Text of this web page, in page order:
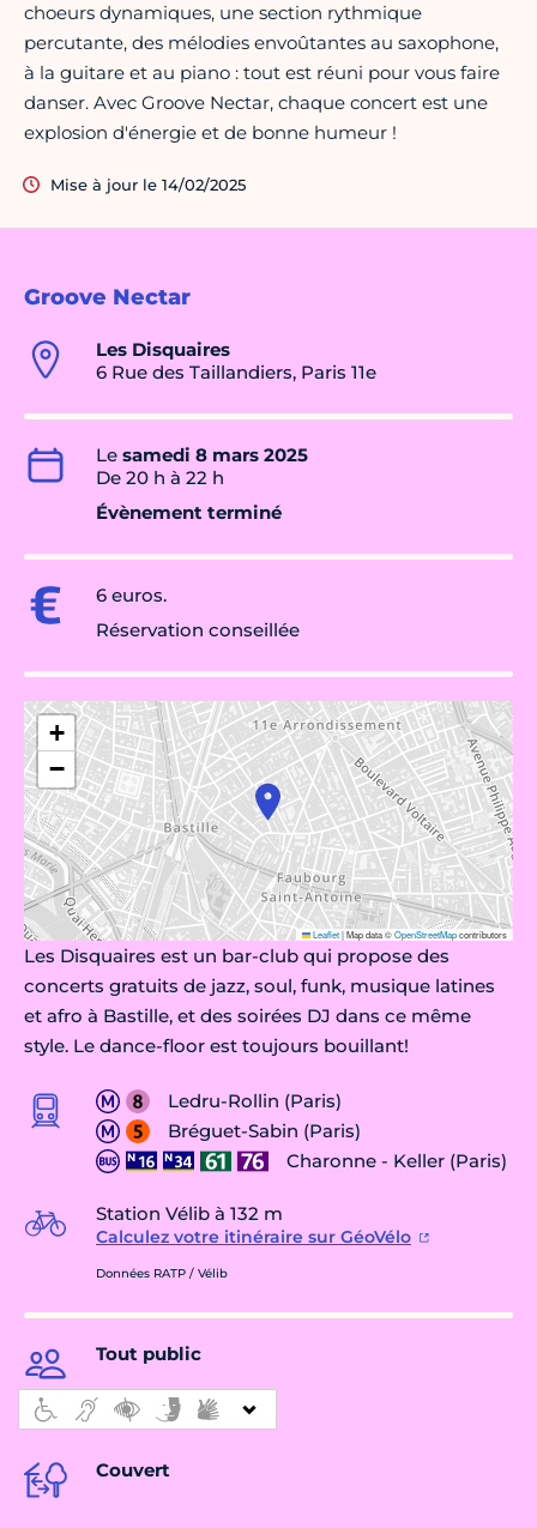
Groove Nectar
Les Disquaires
6 Rue des Taillandiers, Paris 11e
Le samedi 8 mars 2025
De 20 h à 22 h
Évènement terminé
6 euros.
Réservation conseillée
+
−
Leaflet|Map data ©OpenStreetMapcontributors
Les Disquaires est un bar-club qui propose des
concerts gratuits de jazz, soul, funk, musique latines
et afro à Bastille, et des soirées DJ dans ce même
style. Le dance-floor est toujours bouillant!
Ledru-Rollin (Paris)
Bréguet-Sabin (Paris)
Charonne - Keller (Paris)
Station Vélib à 132 m
Calculez votre itinéraire sur GéoVélo
Données RATP / Vélib
Tout public
Couvert
choeurs dynamiques, une section rythmique
percutante, des mélodies envoûtantes au saxophone,
à la guitare et au piano : tout est réuni pour vous faire
danser. Avec Groove Nectar, chaque concert est une
explosion d'énergie et de bonne humeur !
Mise à jour le 14/02/2025